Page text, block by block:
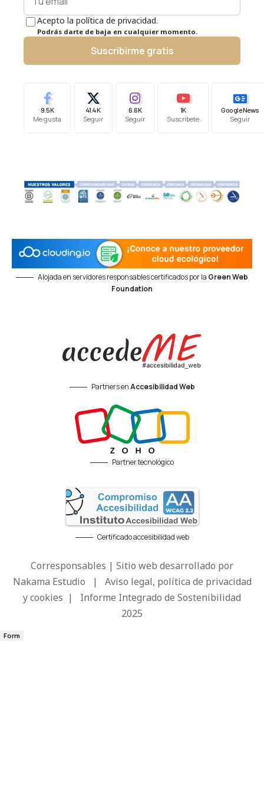
Acepto la política de privacidad.
Podrás darte de baja en cualquier momento.
Suscribirme gratis
9.5K
Me gusta
41.4K
Seguir
6.6K
Seguir
1K
Suscríbete
Google News
Seguir
Alojada en servidores responsables certificados por la Green Web
Foundation
Partners enAccesibilidad Web
Partner tecnológico
Certificado accesibilidad web
Corresponsables | Sitio web desarrollado por
Nakama Estudio | Aviso legal, política de privacidad
y cookies | Informe Integrado de Sostenibilidad
2025
Form